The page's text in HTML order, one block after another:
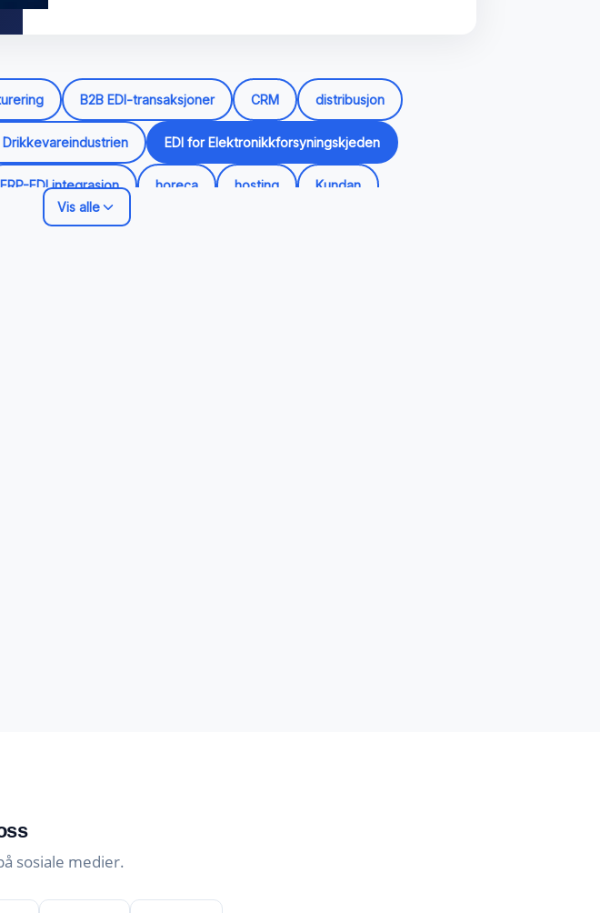
B2B EDI-transaksjoner CRM distribusjon
Drikkevareindustrien EDI for Elektronikkforsyningskjeden
ERP-EDI integrasjon horeca hosting Kundan
logistikk
Vis alle
sosiale medier.